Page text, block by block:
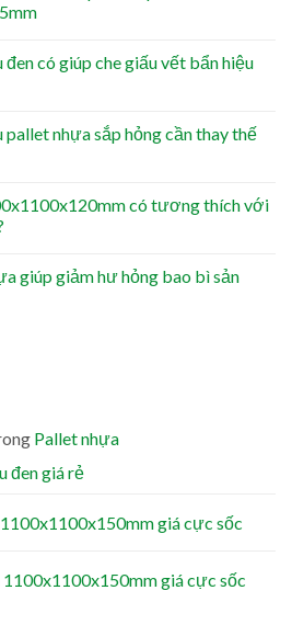
đen có giúp che giấu vết bẩn hiệu
pallet nhựa sắp hỏng cần thay thế
có tương thích với
giúp giảm hư hỏng bao bì sản
Pallet nhựa
đen giá rẻ
giá cực sốc
1100x1100x150mm giá cực sốc